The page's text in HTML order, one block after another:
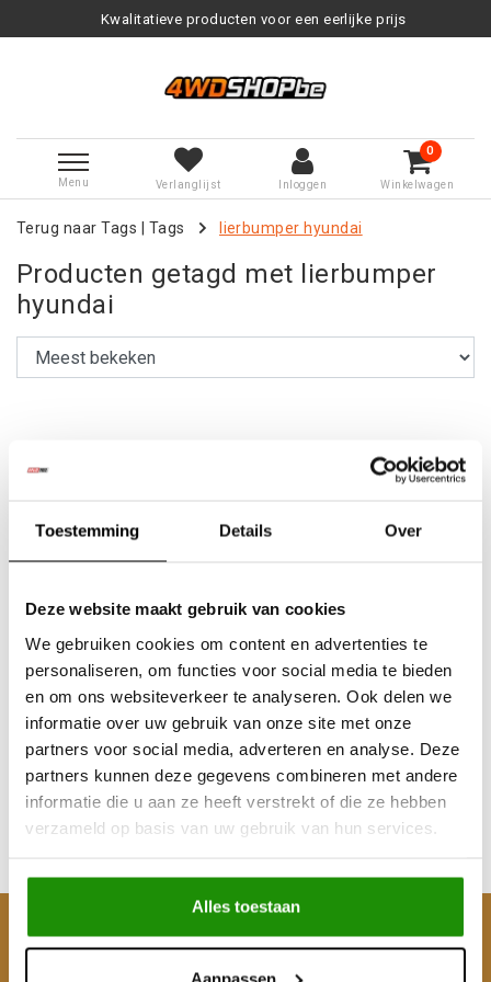
Toestemming Details Over
Deze website maakt gebruik van cookies
We gebruiken cookies om content en advertenties te
personaliseren, om functies voor social media te bieden
en om ons websiteverkeer te analyseren. Ook delen we
informatie over uw gebruik van onze site met onze
partners voor social media, adverteren en analyse. Deze
partners kunnen deze gegevens combineren met andere
informatie die u aan ze heeft verstrekt of die ze hebben
verzameld op basis van uw gebruik van hun services.
Alles toestaan
Aanpassen
Kwalitatieve producten voor een eerlijke prijs
Menu Verlanglijst Inloggen
0
Winkelwagen
Terug naar Tags Tags lierbumper hyundai
Producten getagd met lierbumper
hyundai
Voorbumper Hyundai
Galloper 98-03
€925,62
Excl. btw
€1.120,00
Klantenservice